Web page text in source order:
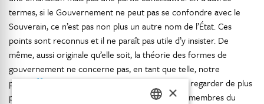
termes, si le Gouvernement ne peut pas se confondre avec le
Souverain, ce n’est pas non plus un autre nom de l’État. Ces
points sont reconnus et il ne paraît pas utile d’y insister. De
même, aussi originale qu’elle soit, la théorie des formes de
gouvernement ne concerne pas, en tant que telle, notre
propos66. Il peut être essentiel, en revanche, de regarder de plus
près les rapports entre le Gouvernement et les membres du
×